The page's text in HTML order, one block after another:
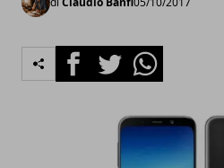
FacebookTwitterWhatsapp